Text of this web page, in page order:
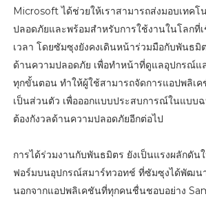
Microsoft ได้ช่วยให้เราสามารถส่งมอบเทค
ปลอดภัยและพร้อมสำหรับการใช้งานในโลกที่
เวลา โดยซัมซุงยังคงเดินหน้าร่วมมือกับพันธมิ
ด้านความปลอดภัย เพื่อทำหน้าที่ดูแลอุปกรณ์แ
ทุกขั้นตอน ทำให้ผู้ใช้สามารถจัดการแอปพลิเ
เป็นส่วนตัว เพื่อออกแบบประสบการณ์ในแบบฉ
ต้องกังวลด้านความปลอดภัยอีกต่อไป
การได้ร่วมงานกับพันธมิตร ยังเป็นแรงผลักดั
ฟอร์มบนอุปกรณ์สมาร์ทวอทช์ ที่ซัมซุงได้พัฒน
นอกจากแอปพลิเคชันที่ทุกคนชื่นชอบอย่าง